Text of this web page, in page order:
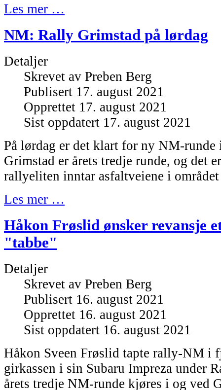
Les mer …
NM: Rally Grimstad på lørdag
Detaljer
Skrevet av Preben Berg
Publisert 17. august 2021
Opprettet 17. august 2021
Sist oppdatert 17. august 2021
På lørdag er det klart for ny NM-
Grimstad er årets tredje runde, og det
rallyeliten inntar asfaltveiene i
Les mer …
Håkon Frøslid ønsker revansje
"tabbe"
Detaljer
Skrevet av Preben Berg
Publisert 16. august 2021
Opprettet 16. august 2021
Sist oppdatert 16. august 2021
Håkon Sveen Frøslid tapte rally-NM i
girkassen i sin Subaru Impreza under
årets tredje NM-runde kjøres i og ved